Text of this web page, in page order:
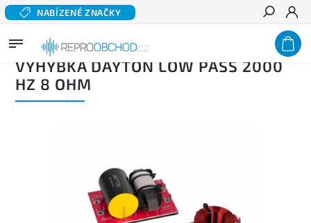
NABÍZENÉ ZNAČKY
Hledat
Domů/ Výhybky /Dolní basové propusti/Výhybka DAYTON Low Pass 2000 Hz 8 Ohm
VÝHYBKA DAYTON LOW PASS 2000
HZ 8 OHM